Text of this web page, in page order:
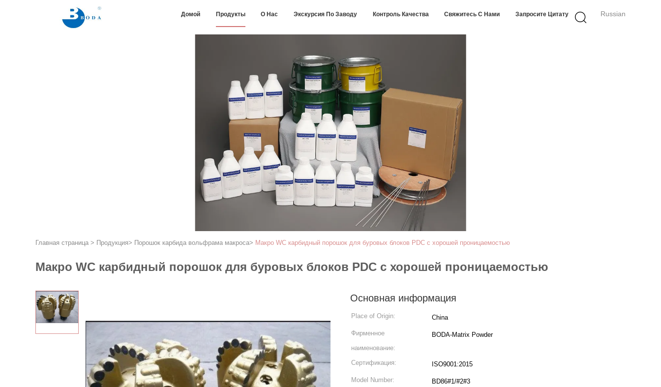
Russian
Домой Продукты О Нас Экскурсия По Заводу Контроль Качества Свяжитесь С Нами Запросите Цитату
Главная страница > Продукция> Порошок карбида вольфрама макроса> Макро WC карбидный порошок для буровых блоков PDC с хорошей проницаемостью
Макро WC карбидный порошок для буровых блоков PDC с хорошей проницаемостью
Основная информация
Place of Origin: China
Фирменное
наименование:
BODA-Matrix Powder
Сертификация: ISO9001:2015
Model Number: BD86#1/#2#3